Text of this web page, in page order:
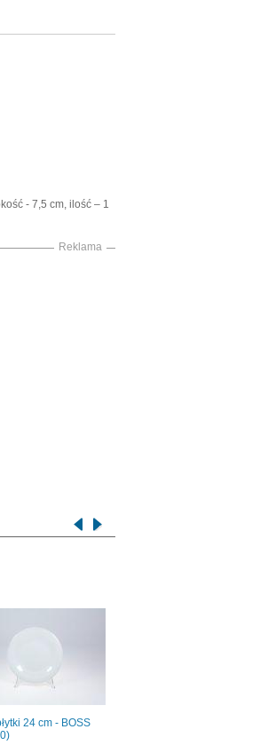
- 7,5 cm, ilość – 1
Reklama
24 cm - BOSS